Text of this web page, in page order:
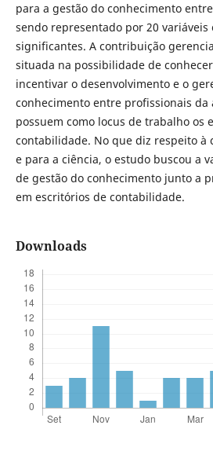
para a gestão do conhecimento
sendo representado por 20
significantes. A contribuição
situada na possibilidade de
incentivar o desenvolvimento e o
conhecimento entre profissionais da
possuem como locus de trabalho os
contabilidade. No que diz respeito à
e para a ciência, o estudo buscou a
de gestão do conhecimento junto a
em escritórios de contabilidade.
Downloads